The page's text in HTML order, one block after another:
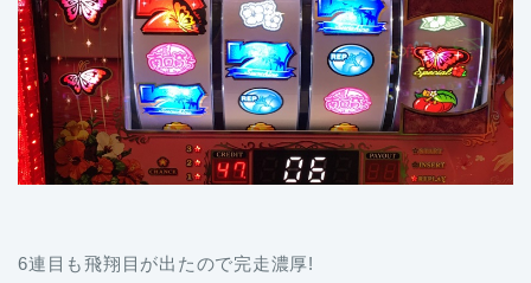
6連目も飛翔目が出たので完走濃厚!